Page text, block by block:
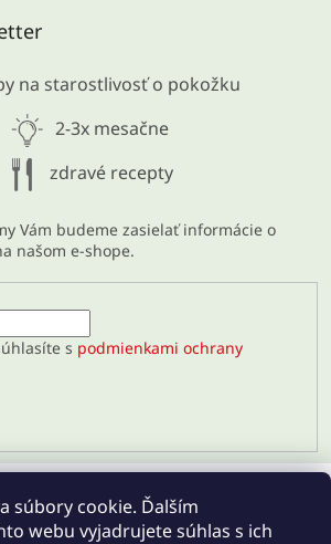
súbory cookie. Ďalším
webu vyjadrujete súhlas s ich
na starostlivosť o pokožku
2-3x mesačne
zdravé recepty
Vám budeme zasielať informácie o
našom e-shope.
s podmienkami ochrany